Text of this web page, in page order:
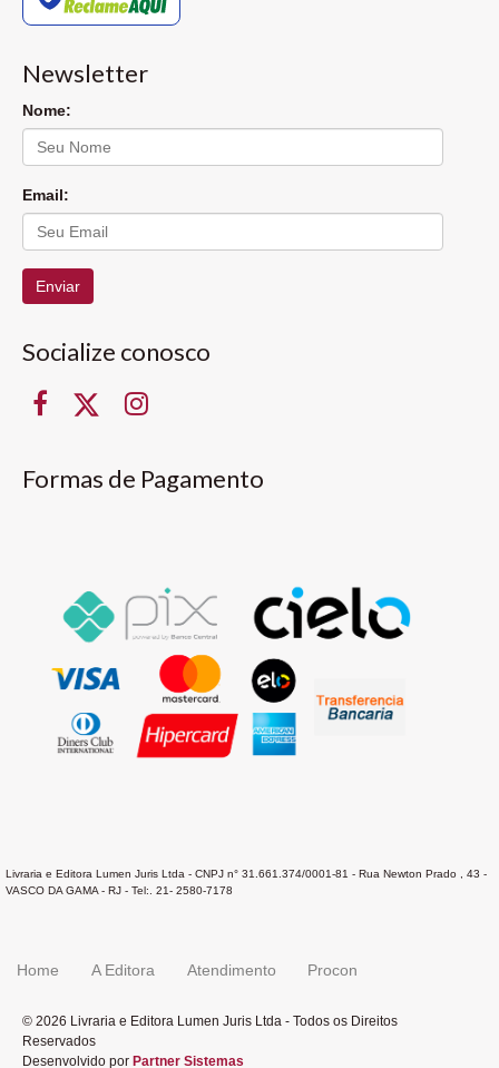
Newsletter
Nome:
Email:
Enviar
Socialize conosco
Formas de Pagamento
Livraria e Editora Lumen Juris Ltda - CNPJ n° 31.661.374/0001-81 - Rua Newton Prado , 43 -
VASCO DA GAMA - RJ - Tel:. 21- 2580-7178
Home A Editora Atendimento Procon
© 2026 Livraria e Editora Lumen Juris Ltda - Todos os Direitos
Reservados
Desenvolvido por Partner Sistemas